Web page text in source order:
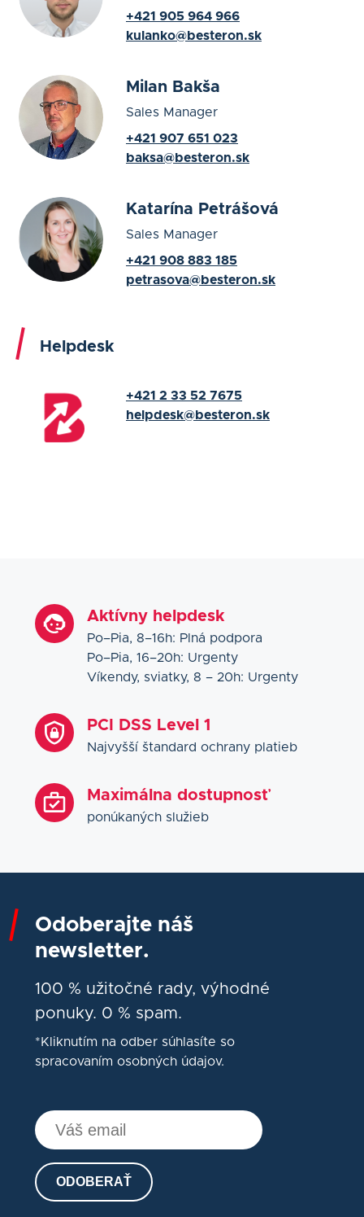
+421 905 964 966
kulanko@besteron.sk
Milan Bakša
Sales Manager
+421 907 651 023
baksa@besteron.sk
Katarína Petrášová
Sales Manager
+421 908 883 185
petrasova@besteron.sk
Helpdesk
+421 2 33 52 7675
helpdesk@besteron.sk
Aktívny helpdesk
Po–Pia, 8–16h: Plná podpora
Po–Pia, 16–20h: Urgenty
Víkendy, sviatky, 8 – 20h: Urgenty
PCI DSS Level 1
Najvyšší štandard ochrany platieb
Maximálna dostupnosť
ponúkaných služieb
Odoberajte náš
newsletter.
100 % užitočné rady, výhodné
ponuky. 0 % spam.
*Kliknutím na odber súhlasíte so
spracovaním osobných údajov.
ODOBERAŤ